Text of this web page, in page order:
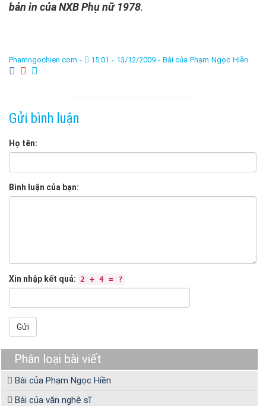
bản in của NXB Phụ nữ 1978.
Phamngochien.com - 15:01 - 13/12/2009 - Bài của Phạm Ngọc Hiền
Gửi bình luận
Họ tên:
Bình luận của bạn:
Xin nhập kết quả: 2 + 4 = ?
Gửi
Phân loại bài viết
Bài của Phạm Ngọc Hiền
Bài của văn nghệ sĩ